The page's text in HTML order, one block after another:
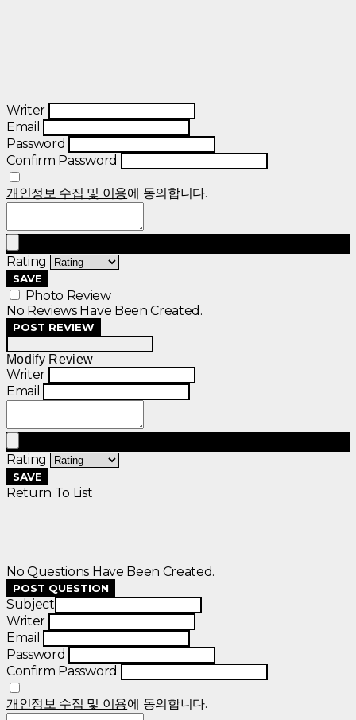
Writer
Email
Password
Confirm Password
개인정보 수집 및 이용에 동의합니다.
Rating
SAVE
Photo Review
No Reviews Have Been Created.
POST REVIEW
Modify Review
Writer
Email
Rating
SAVE
Return To List
No Questions Have Been Created.
POST QUESTION
Subject
Writer
Email
Password
Confirm Password
개인정보 수집 및 이용에 동의합니다.